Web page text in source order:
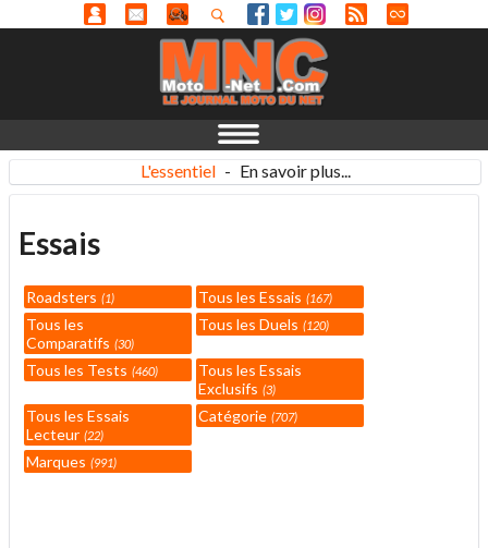
L'essentiel - En savoir plus...
Essais
Roadsters 1 Tous les Essais 167
Tous les
Comparatifs
30
Tous les Duels 120
Tous les Tests 460
Tous les Essais
Exclusifs
3
Tous les Essais
Lecteur 22
Catégorie 707
Marques 991